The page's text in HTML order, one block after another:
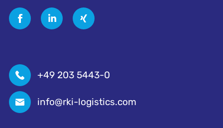
+49 203 5443-0
info@rki-logistics.com